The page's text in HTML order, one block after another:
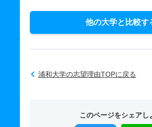
他の大学と比較す
浦和大学の志望理由TOPに戻る
このページをシェアし